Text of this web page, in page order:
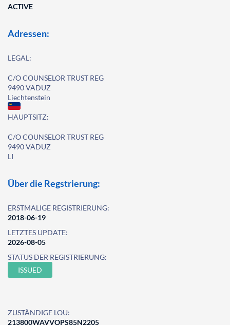
ACTIVE
Adressen:
LEGAL:
C/O COUNSELOR TRUST REG
9490 VADUZ
Liechtenstein
HAUPTSITZ:
C/O COUNSELOR TRUST REG
9490 VADUZ
LI
Über die Regstrierung:
ERSTMALIGE REGISTRIERUNG:
2018-06-19
LETZTES UPDATE:
2026-08-05
STATUS DER REGISTRIERUNG:
ISSUED
ZUSTÄNDIGE LOU:
213800WAVVOPS85N2205